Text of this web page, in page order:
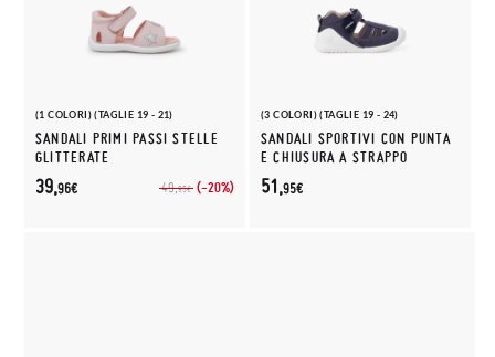
(1 COLORI) (TAGLIE 19 - 21)
SANDALI PRIMI PASSI STELLE
GLITTERATE
49,95€ (-20%)
39,96€
(3 COLORI) (TAGLIE 19 - 24)
SANDALI SPORTIVI CON PUNTA
E CHIUSURA A STRAPPO
51,95€